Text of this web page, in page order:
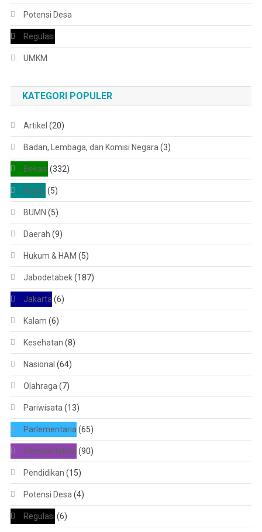
Potensi Desa
Regulasi
UMKM
KATEGORI POPULER
Artikel (20)
Badan, Lembaga, dan Komisi Negara (3)
Bekasi (332)
Bogor(5)
BUMN (5)
Daerah (9)
Hukum & HAM (5)
Jabodetabek(187)
Jakarta (6)
Kalam (6)
Kesehatan (8)
Nasional (64)
Olahraga (7)
Pariwisata (13)
Parlementaria (65)
Pemerintahan (90)
Pendidikan (15)
Potensi Desa (4)
Regulasi (6)